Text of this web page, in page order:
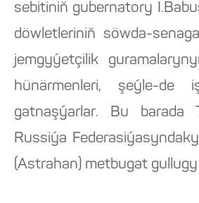
sebitiniň gubernatory
döwletleriniň söwda-
jemgyýetçilik
hünärmenleri, şeýle-de
gatnaşýarlar. Bu barada
Russiýa
(Astrahan) metbugat gullugy